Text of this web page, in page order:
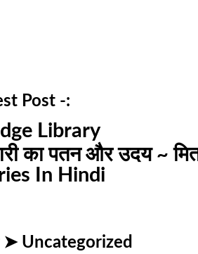
Post -:
Library
का पतन और उदय ~
In Hindi
➤ Uncategorized